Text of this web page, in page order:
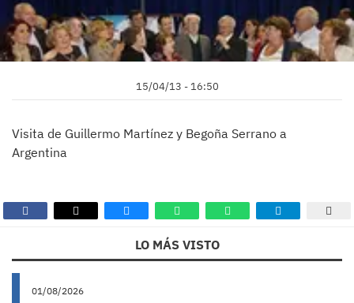
15/04/13 - 16:50
Visita de Guillermo Martínez y Begoña Serrano a
Argentina
LO MÁS VISTO
01/08/2026